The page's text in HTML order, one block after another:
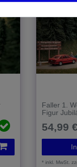
Faller 1.
Figur
54,99
*inkl. MwSt.